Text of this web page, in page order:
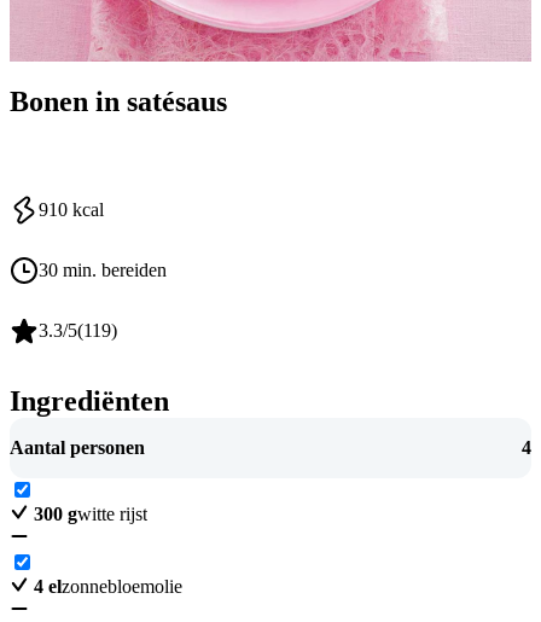
Bonen in satésaus
910 kcal
30 min. bereiden
3.3/5(119)
Ingrediënten
Aantal personen 4
300 gwitte rijst
4 elzonnebloemolie